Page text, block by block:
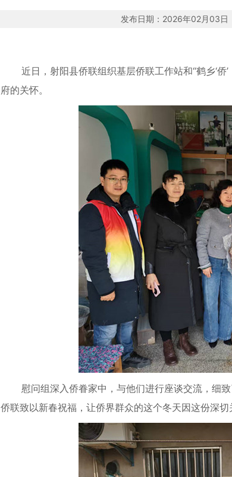
发布日期：2026年02月
近日，射阳县侨联组织基层侨联工作站和“鹤乡‘侨’
府的关怀。
慰问组深入侨眷家中，与他们进行座谈交流，细致
侨联致以新春祝福，让侨界群众的这个冬天因这份深切